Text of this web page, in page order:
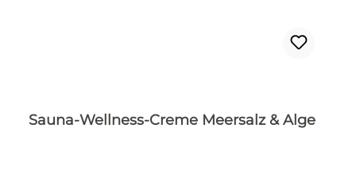
Sauna-Wellness-Creme Meersalz & Alge